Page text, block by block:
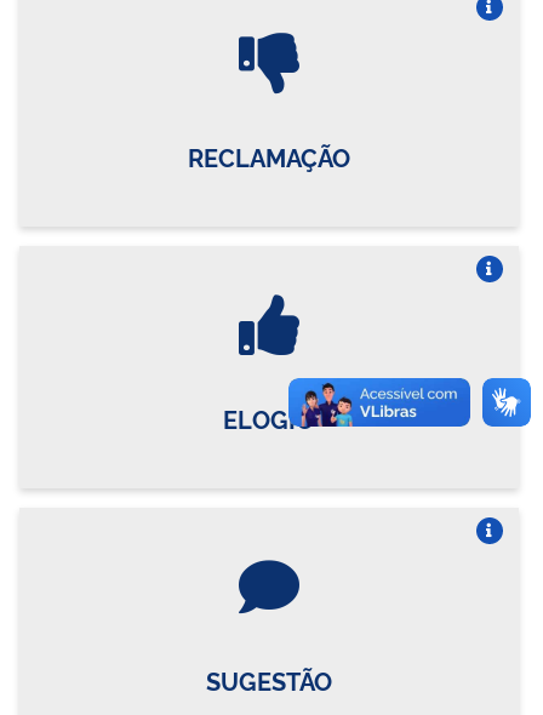
RECLAMAÇÃO
ELOGIO
SUGESTÃO